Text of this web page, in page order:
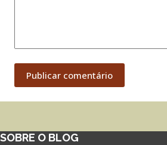
Publicar comentário
SOBRE O BLOG